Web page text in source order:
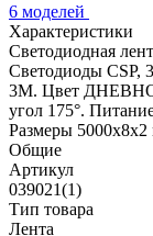
6 моделей
Характеристики
Светодиодная
Светодиоды CSP,
3M. Цвет
угол 175°.
Размеры
Общие
Артикул
039021(1)
Тип товара
Лента